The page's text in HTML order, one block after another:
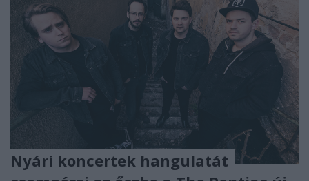
Nyári koncertek hangulatát